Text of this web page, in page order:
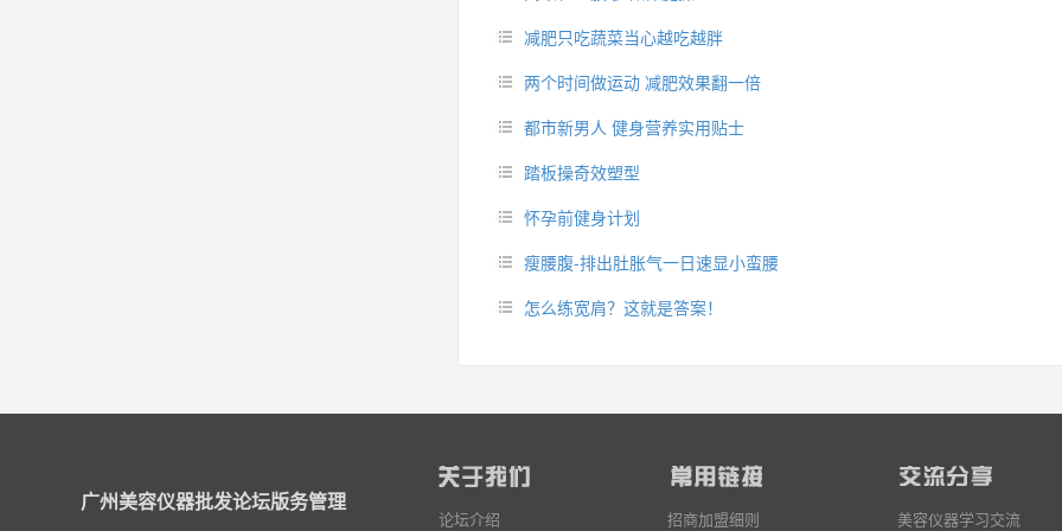
减肥只吃蔬菜当心越吃越胖
两个时间做运动 减肥效果翻一倍
都市新男人 健身营养实用贴士
踏板操奇效塑型
怀孕前健身计划
瘦腰腹-排出肚胀气一日速显小蛮腰
怎么练宽肩？这就是答案！
广州美容仪器批发论坛版务管理
论坛介绍 招商加盟细则 美容仪器学习交流